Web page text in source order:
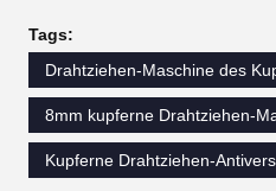
Tags:
Drahtziehen-Maschine des
8mm kupferne Drahtziehen-
Kupferne Drahtziehen-